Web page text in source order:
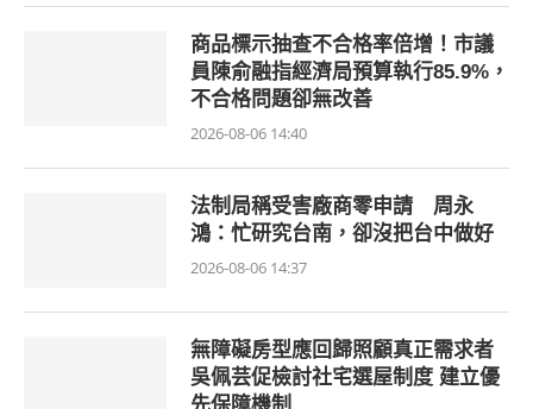
商品標示抽查不合格率倍增！市議
員陳俞融指經濟局預算執行85.9%，
不合格問題卻無改善
2026-08-06 14:40
法制局稱受害廠商零申請 周永
鴻：忙研究台南，卻沒把台中做好
2026-08-06 14:37
無障礙房型應回歸照顧真正需求者
吳佩芸促檢討社宅選屋制度 建立優